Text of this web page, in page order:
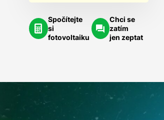
Spočítejte
si
fotovoltaiku
Chci se
zatím
jen zeptat